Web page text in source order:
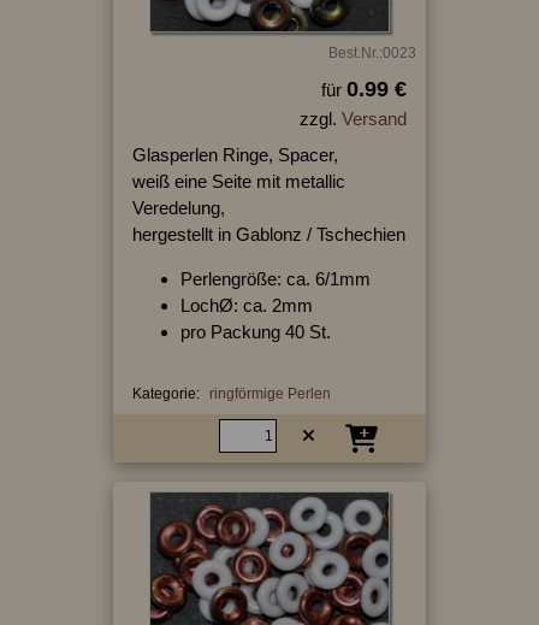
Best.Nr.:0023
für 0.99 €
zzgl. Versand
Glasperlen Ringe, Spacer,
weiß eine Seite mit metallic
Veredelung,
hergestellt in Gablonz / Tschechien
Perlengröße: ca. 6/1mm
LochØ: ca. 2mm
pro Packung 40 St.
Kategorie: ringförmige Perlen